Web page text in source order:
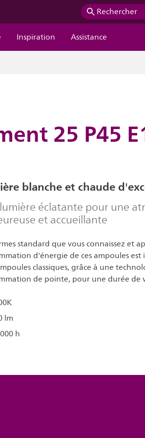
Rechercher
Inspiration Assistance
25 P45
blanche et chaude
éclatante pour une
et accueillante
standard que vous connaissez et
d'énergie de ces ampoules
classiques, grâce à une
de pointe, pour une durée de
lm
h